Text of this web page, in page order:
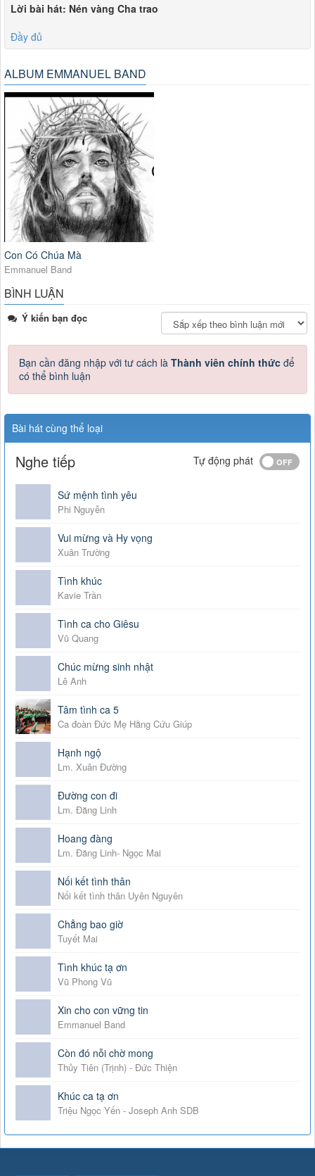
Lời bài hát: Nén vàng Cha trao
Đầy đủ
ALBUM EMMANUEL BAND
Con Có Chúa Mà
Emmanuel Band
BÌNH LUẬN
Ý kiến bạn đọc
Bạn cần đăng nhập với tư cách là Thành viên chính thức để
có thể bình luận
Bài hát cùng thể loại
Nghe tiếp Tự động phát
Sứ mệnh tình yêu
Phi Nguyễn
Vui mừng và Hy vọng
Xuân Trường
Tình khúc
Kavie Trần
Tình ca cho Giêsu
Vũ Quang
Chúc mừng sinh nhật
Lê Anh
Tâm tình ca 5
Ca đoàn Đức Mẹ Hằng Cứu Giúp
Hạnh ngộ
Lm. Xuân Đường
Đường con đi
Lm. Đăng Linh
Hoang đàng
Lm. Đăng Linh- Ngọc Mai
Nối kết tình thân
Nối kết tình thân Uyên Nguyên
Chẳng bao giờ
Tuyết Mai
Tình khúc tạ ơn
Vũ Phong Vũ
Xin cho con vững tin
Emmanuel Band
Còn đó nỗi chờ mong
Thủy Tiên (Trịnh) - Đức Thiện
Khúc ca tạ ơn
Triệu Ngọc Yến - Joseph Anh SDB